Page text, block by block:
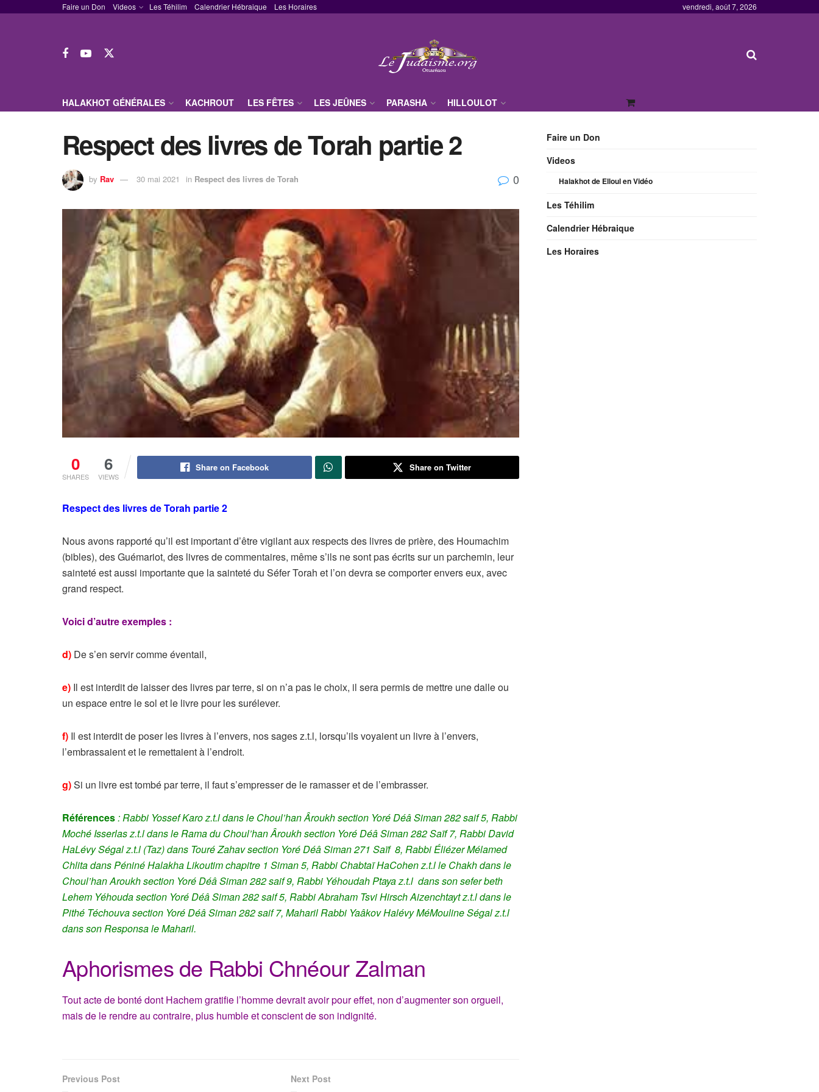
Faire un Don Videos Les Téhilim Calendrier Hébraique Les Horaires vendredi, août 7, 2026
HALAKHOT GÉNÉRALES KACHROUT LES FÊTES LES JEÛNES PARASHA HILLOULOT
Respect des livres de Torah partie 2
by Rav 30 mai 2021 in Respect des livres de Torah 0
0
SHARES
6
VIEWS
Share on Facebook Share on Twitter
Respect des livres de Torah partie 2
Nous avons rapporté qu’il est important d’être vigilant aux respects des livres de prière, des Houmachim
(bibles), des Guémariot, des livres de commentaires, même s’ils ne sont pas écrits sur un parchemin, leur
sainteté est aussi importante que la sainteté du Séfer Torah et l’on devra se comporter envers eux, avec
grand respect.
Voici d’autre exemples :
d) De s’en servir comme éventail,
e) Il est interdit de laisser des livres par terre, si on n’a pas le choix, il sera permis de mettre une dalle ou
un espace entre le sol et le livre pour les surélever.
f) Il est interdit de poser les livres à l’envers, nos sages z.t.l, lorsqu’ils voyaient un livre à l’envers,
l’embrassaient et le remettaient à l’endroit.
g)Si un livre est tombé par terre, il faut s’empresser de le ramasser et de l’embrasser.
Références: Rabbi Yossef Karo z.t.l dans le Choul’han Âroukh section Yoré Déâ Siman 282 saif 5, Rabbi
Moché Isserlas z.t.l dans le Rama du Choul’han Âroukh section Yoré Déâ Siman 282 Saïf 7, Rabbi David
HaLévy Ségal z.t.l (Taz) dans Touré Zahav section Yoré Déâ Siman 271 Saïf 8, Rabbi Éliézer Mélamed
Chlita dans Péniné Halakha Likoutim chapitre 1 Siman 5, Rabbi Chabtaï HaCohen z.t.l le Chakh dans le
Choul’han Aroukh section Yoré Déâ Siman 282 saif 9, Rabbi Yéhoudah Ptaya z.t.l dans son sefer beth
Lehem Yéhouda section Yoré Déâ Siman 282 saif 5, Rabbi Abraham Tsvi Hirsch Aizenchtayt z.t.l dans le
Pithé Téchouva section Yoré Déâ Siman 282 saif 7, MaharilRabbi Yaâkov Halévy MéMouline Ségal z.t.l
dans son Responsa leMaharil.
Aphorismes de Rabbi Chnéour Zalman
Tout acte de bonté dont Hachem gratifie l’homme devrait avoir pour effet, non d’augmenter son orgueil,
mais de le rendre au contraire, plus humble et conscient de son indignité.
Previous Post Next Post
Faire un Don
Videos
Halakhot de Elloul en Vidéo
Les Téhilim
Calendrier Hébraique
Les Horaires